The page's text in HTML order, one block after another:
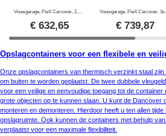
€632,65 € 739,87
Opslagcontainers voor een flexibele en
Onze opslagcontainers van thermisch verzinkt staal
om buiten te worden geplaatst. De twee dubbele
voor een veilige en eenvoudige toegang tot de container
grote objecten op te kunnen slaan. U kunt de Dancover
monteren en demonteren. Hierdoor heeft u ten allen
opslagruimte. Ook kunnen de containers met behulp
verplaatst voor een maximale flexibiliteit.